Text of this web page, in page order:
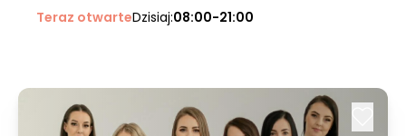
Teraz otwarteDzisiaj:08:00-21:00